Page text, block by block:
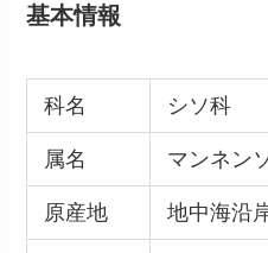
基本情報
科名 シソ科
属名 マンネン
原産地 地中海沿